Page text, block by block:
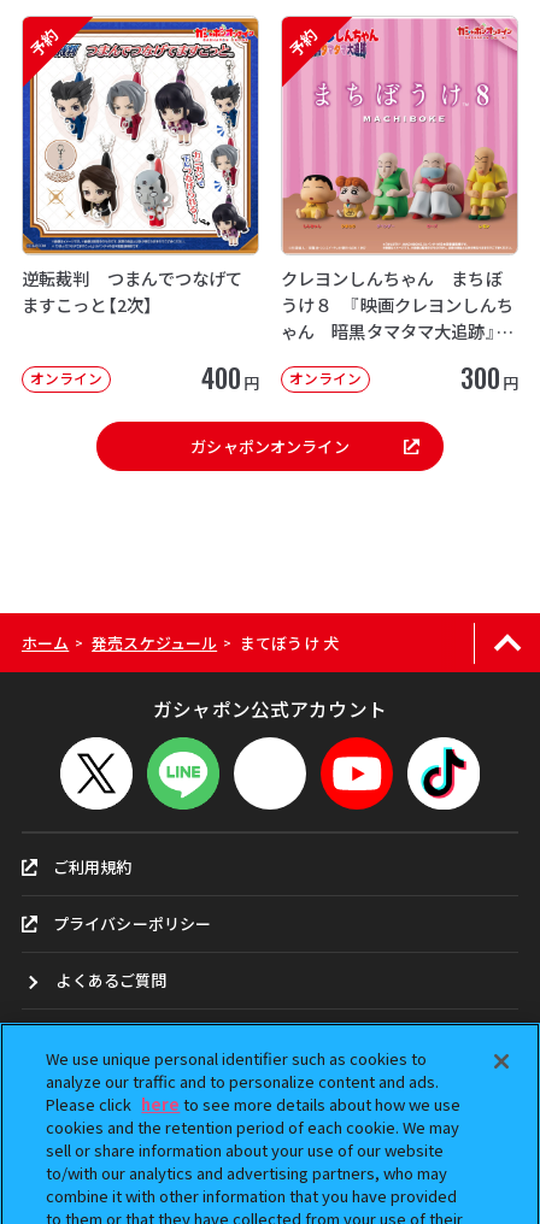
予約
逆転裁判 つまんでつなげて
ますこっと【2次】
オンライン 400 円
予約
クレヨンしんちゃん まちぼ
うけ８ 『映画クレヨンしんち
ゃん 暗黒タマタマ大追跡』【2
オンライン 300 円
ガシャポンオンライン
ホーム > 発売スケジュール > まてぼうけ 犬
ガシャポン公式アカウント
ご利用規約
プライバシーポリシー
よくあるご質問
ガシャポンどこ？
アンケート
ウェブアクセシビリティ方針
We use unique personal identifier such as cookies to
analyze our traffic and to personalize content and ads.
Please click here to see more details about how we use
cookies and the retention period of each cookie. We may
sell or share information about your use of our website
to/with our analytics and advertising partners, who may
combine it with other information that you have provided
to them or that they have collected from your use of their